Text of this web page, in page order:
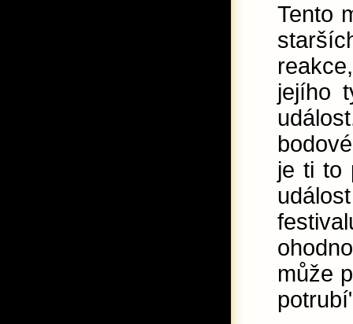
Tento
jejího
je ti to
může